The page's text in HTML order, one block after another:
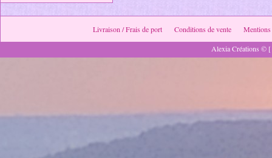
Livraison / Frais de port Conditions de vente
Mentions
Alexia Créations ©